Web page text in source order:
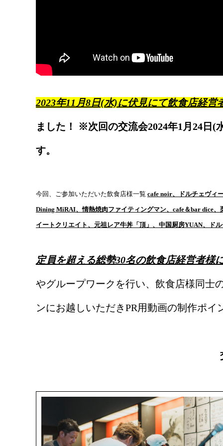
2023年11月8日(水)に伏見にて飲食店経
ました！ ※次回の交流会2024年1月24日(
す。
今回、ご参加いただいた飲食店様一覧 cafe noir、ドルチェヴィ
Dining MiRAI、情熱焼肉ファイティングマン、cafe＆bar dice
イートクリエイト、元祖レア牛丼「頂」、中国厨房YUAN、ド
定員を超える総勢30名の飲食店経営者様
やグループワークを行い、飲食店様同士
ンにお越しいただきPR用動画の制作ポ